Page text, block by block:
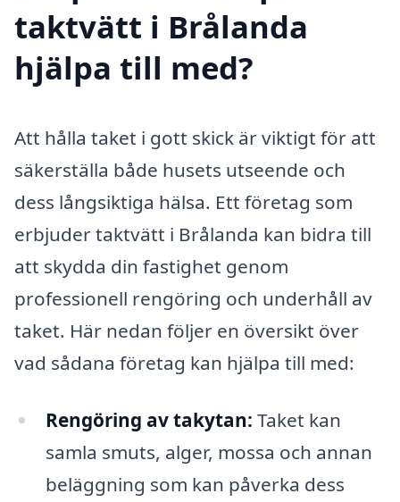
taktvätt i Brålanda
hjälpa till med?
Att hålla taket i gott skick är viktigt för att
säkerställa både husets utseende och
dess långsiktiga hälsa. Ett företag som
erbjuder taktvätt i Brålanda kan bidra till
att skydda din fastighet genom
professionell rengöring och underhåll av
taket. Här nedan följer en översikt över
vad sådana företag kan hjälpa till med:
Rengöring av takytan: Taket kan
samla smuts, alger, mossa och annan
beläggning som kan påverka dess